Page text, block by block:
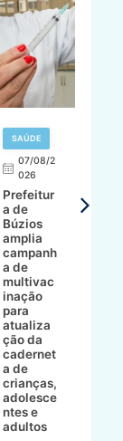
SAÚDE
07/08/2
026
Prefeitur
a de
Búzios
amplia
campanh
a de
multivac
inação
para
atualiza
ção da
cadernet
a de
crianças,
adolesce
ntes e
adultos